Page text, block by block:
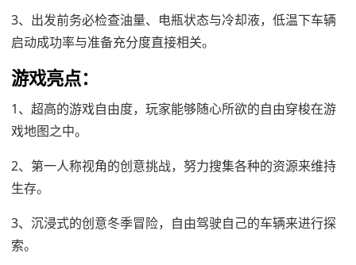
3、出发前务必检查油量、电瓶状态与冷却液，低温下车辆
启动成功率与准备充分度直接相关。
游戏亮点：
1、超高的游戏自由度，玩家能够随心所欲的自由穿梭在游
戏地图之中。
2、第一人称视角的创意挑战，努力搜集各种的资源来维持
生存。
3、沉浸式的创意冬季冒险，自由驾驶自己的车辆来进行探
索。